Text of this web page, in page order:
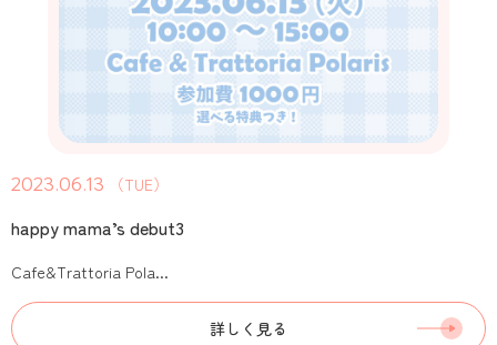
2023.06.13 （TUE）
happy mama’s debut3
Cafe&Trattoria Pola...
詳しく見る